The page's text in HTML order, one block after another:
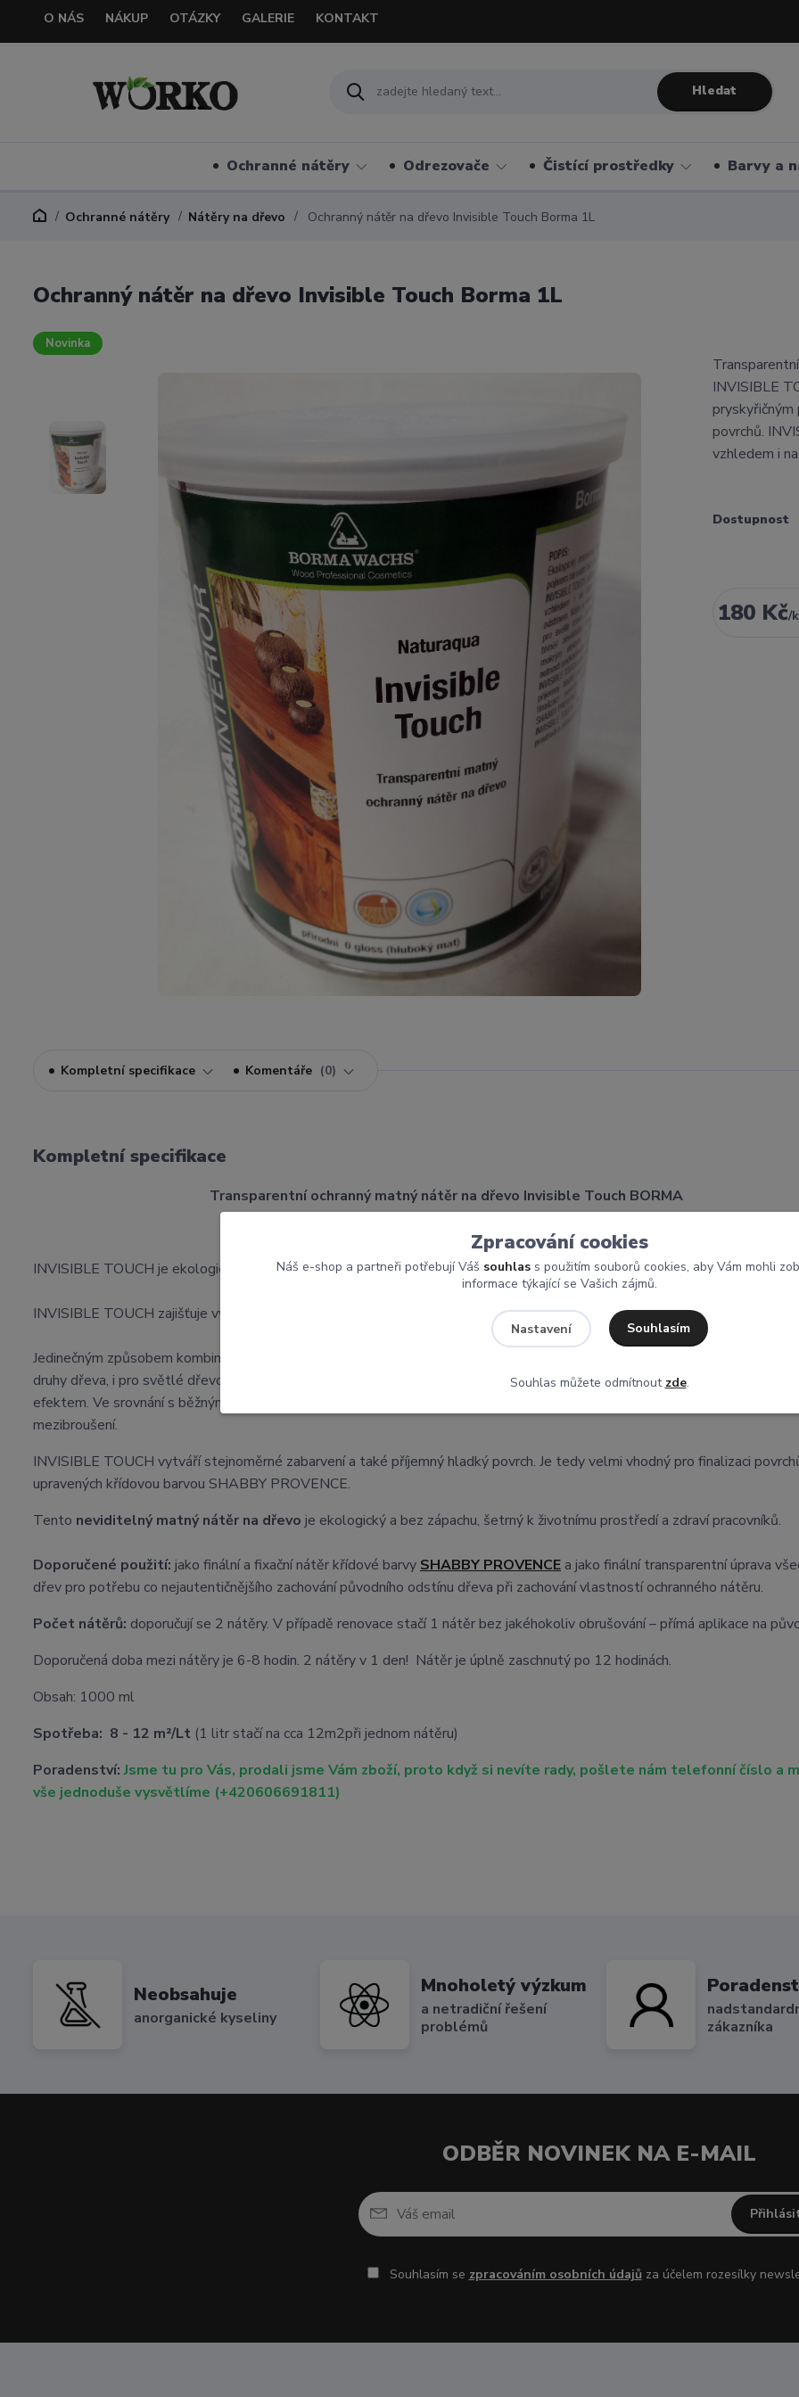
O NÁS NÁKUP OTÁZKY GALERIE KONTAKT
Hledat
Ochranné nátěry Odrezovače Čistící prostředky Barvy a
Ochranné nátěry Nátěry na dřevo Ochranný nátěr na dřevo Invisible Touch Borma 1L
Ochranný nátěr na dřevo Invisible Touch Borma 1L
Novinka
INVISIBLE
pryskyřičným
povrchů.
vzhledem i
Dostupnost
180 Kč/
Kompletní specifikace Komentáře 0
Kompletní specifikace
Transparentní ochranný matný nátěr na dřevo Invisible Touch BORMA
INVISIBLE TOUCH je ekologický interiérový nátěr s voskovo-pryskyřičným pojivem na vodní bázi, pro ochranu dřevěných
INVISIBLE TOUCH zajišťuje vynikající se vzhledem i na dotyk srovnatelným s původním odstínem.
Jedinečným způsobem kombinuje výhody a přednosti přírodních olejů a vosků v jednom prostředku. Nátěr je vhodný pro
druhy dřeva, i pro světlé dřevo,
téměř neviditelný, dřevo opticky nepůsobí trvale
efektem. Ve srovnání s běžnými nátěrovými hmotami je snadno aplikovatelný, bez nutnosti podkladového nátěru a potřeby
mezibroušení.
INVISIBLE TOUCH vytváří stejnoměrné zabarvení a také příjemný hladký povrch. Je tedy velmi vhodný pro finalizaci
upravených křídovou barvou SHABBY PROVENCE.
Tento neviditelný matný nátěr na dřevo je ekologický a bez zápachu, šetrný k životnímu prostředí a zdraví pracovníků.
Doporučené použití: jako finální a fixační nátěr křídové barvy SHABBY PROVENCE a jako finální transparentní úprava
dřev pro potřebu co nejautentičnějšího zachování původního odstínu dřeva při zachování vlastností ochranného nátěru.
Počet nátěrů: doporučují se 2 nátěry. V případě renovace stačí 1 nátěr bez jakéhokoliv obrušování – přímá aplikace na
Doporučená doba mezi nátěry je 6-8 hodin. 2 nátěry v 1 den! Nátěr je úplně zaschnutý po 12 hodinách.
Obsah: 1000 ml
Spotřeba: 8 - 12 m²/Lt (1 litr stačí na cca 12m2při jednom nátěru)
Poradenství:Jsme tu pro Vás, prodali jsme Vám zboží, proto když si nevíte rady, pošlete nám telefonní číslo a
vše jednoduše vysvětlíme (+420606691811)
Neobsahuje
anorganické kyseliny
Mnoholetý výzkum
a netradiční řešení
problémů
zákazníka
ODBĚR NOVINEK NA E-MAIL
Souhlasím se zpracováním osobních údajů za účelem rozesílky
Zpracování cookies
Náš e-shop a partneři potřebují Váš souhlass použitím souborů cookies, aby Vám mohli
informace týkající se Vašich zájmů.
Nastavení Souhlasím
Souhlas můžete odmítnout zde.